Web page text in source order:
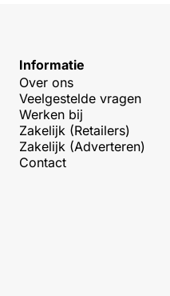
Informatie
Over ons
Veelgestelde vragen
Werken bij
Zakelijk (Retailers)
Zakelijk (Adverteren)
Contact